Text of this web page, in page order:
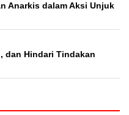
Anarkis dalam Aksi Unjuk
dan Hindari Tindakan